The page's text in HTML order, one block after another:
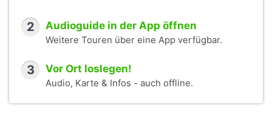
2 Audioguide in der App öffnen
Weitere Touren über eine App verfügbar.
3 Vor Ort loslegen!
Audio, Karte & Infos - auch offline.